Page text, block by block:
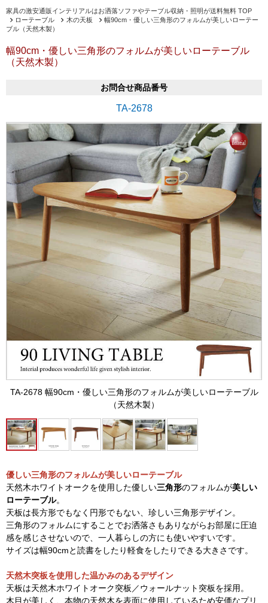
家具の激安通販インテリアルはお洒落ソファやテーブル収納・照明が送料無料 TOP
ローテーブル
木の天板
幅90cm・優しい三角形のフォルムが美しいローテー
ブル（天然木製）
幅90cm・優しい三角形のフォルムが美しいローテーブル
（天然木製）
お問合せ商品番号
TA-2678
TA-2678 幅90cm・優しい三角形のフォルムが美しいローテーブル
（天然木製）
優しい三角形のフォルムが美しいローテーブル
天然木ホワイトオークを使用した優しい三角形のフォルムが美しい
ローテーブル。
天板は長方形でもなく円形でもない、珍しい三角形デザイン。
三角形のフォルムにすることでお洒落さもありながらお部屋に圧迫
感を感じさせないので、一人暮らしの方にも使いやすいです。
サイズは幅90cmと読書をしたり軽食をしたりできる大きさです。
天然木突板を使用した温かみのあるデザイン
天板は天然木ホワイトオーク突板／ウォールナット突板を採用。
木目が美しく、本物の天然木を表面に使用しているため安価なプリ